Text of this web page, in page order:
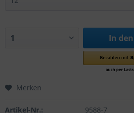
In den
Merken
Artikel-Nr.: 9588-7